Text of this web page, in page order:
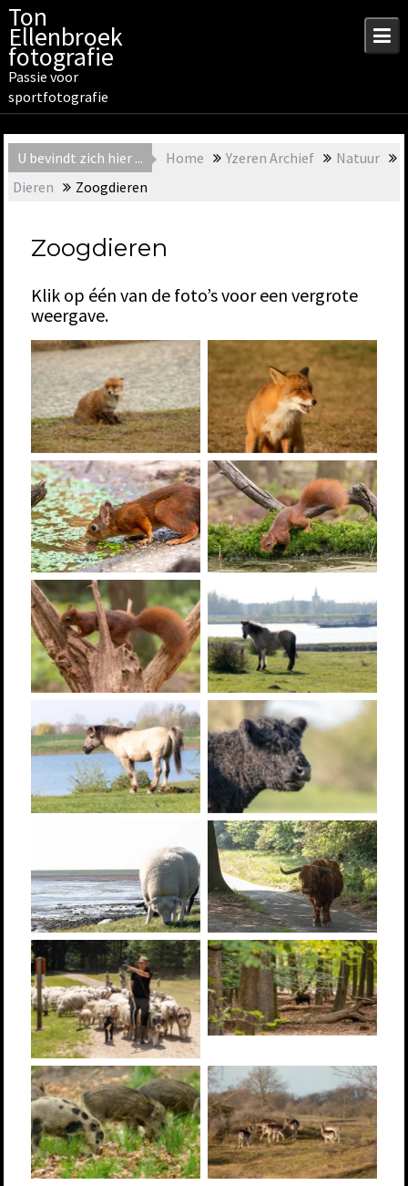
Skip
to
content
Ton
Ellenbroek
fotografie
Passie voor
sportfotografie
U bevindt zich hier ... Home Yzeren Archief
Natuur
Dieren
Zoogdieren
Zoogdieren
Klik op één van de foto’s voor een vergrote
weergave.